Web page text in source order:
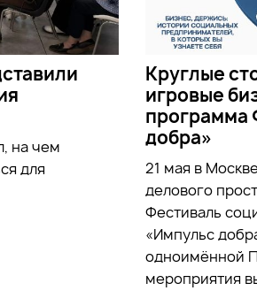
на чем
для
Круглые
игровые
программа
добра»
21 мая в
делового
Фестиваль
«Импульс
одноимённой
мероприятия